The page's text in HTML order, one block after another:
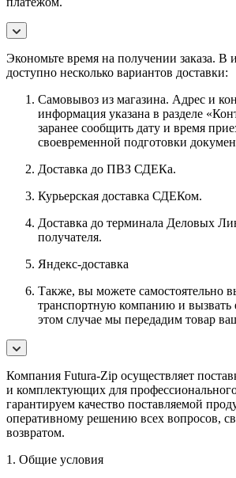
Экономьте время на получении заказа. В
доступно несколько вариантов доставки:
Самовывоз из магазина. Адрес и
информация указана в разделе
заранее сообщить дату и время
своевременной подготовки
Доставка до ПВЗ СДЕКа.
Курьерская доставка СДЕКом.
Доставка до терминала Деловых
получателя.
Яндекс-доставка
Также, вы можете самостоятельно
транспортную компанию и вызвать
этом случае мы передадим товар
Компания Futura-Zip осуществляет
и комплектующих для
гарантируем качество поставляемой
оперативному решению всех вопросов,
возвратом.
1. Общие условия